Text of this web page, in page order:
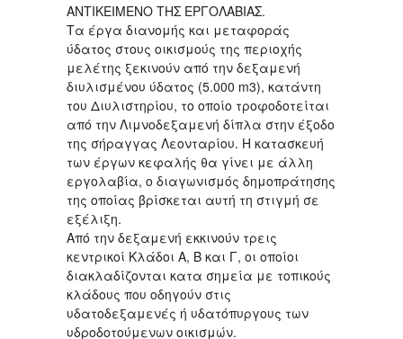
ΑΝΤΙΚΕΙΜΕΝΟ ΤΗΣ ΕΡΓΟΛΑΒΙΑΣ.
Τα έργα διανομής και μεταφοράς
ύδατος στους οικισμούς της περιοχής
μελέτης ξεκινούν από την δεξαμενή
διυλισμένου ύδατος (5.000 m3), κατάντη
του Διυλιστηρίου, το οποίο τροφοδοτείται
από την Λιμνοδεξαμενή δίπλα στην έξοδο
της σήραγγας Λεονταρίου. Η κατασκευή
των έργων κεφαλής θα γίνει με άλλη
εργολαβία, ο διαγωνισμός δημοπράτησης
της οποίας βρίσκεται αυτή τη στιγμή σε
εξέλιξη.
Από την δεξαμενή εκκινούν τρεις
κεντρικοί Κλάδοι Α, Β και Γ, οι οποίοι
διακλαδίζονται κατα σημεία με τοπικούς
κλάδους που οδηγούν στις
υδατοδεξαμενές ή υδατόπυργους των
υδροδοτούμενων οικισμών.